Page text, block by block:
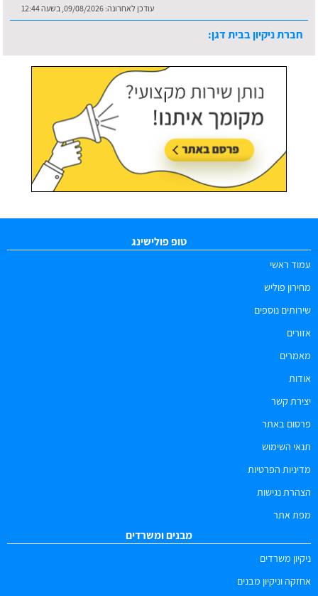
עודכן לאחרונה: 09/08/2026, בשעה 12:44
חברת ניקיון בבית דגן:
טופ פולישינג
עמוד ראשי
מחירון פוליש
שירותים נוספים
אזורים
מאמרים
אודות
יצירת קשר
פרסום באתר
תנאי השימוש
מדיניות הפרטיות
הצהרת נגישות
מפת אתר
מבנים ומשרדים
ניקיון משרדים
אחזקה וניקיון מבנים